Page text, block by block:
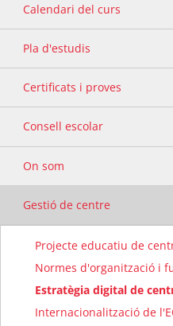
Calendari del curs
Pla d'estudis
Certificats i proves
Consell escolar
On som
Gestió de centre
Projecte educatiu de
Normes d'organització i
Estratègia digital de
Internacionalització de